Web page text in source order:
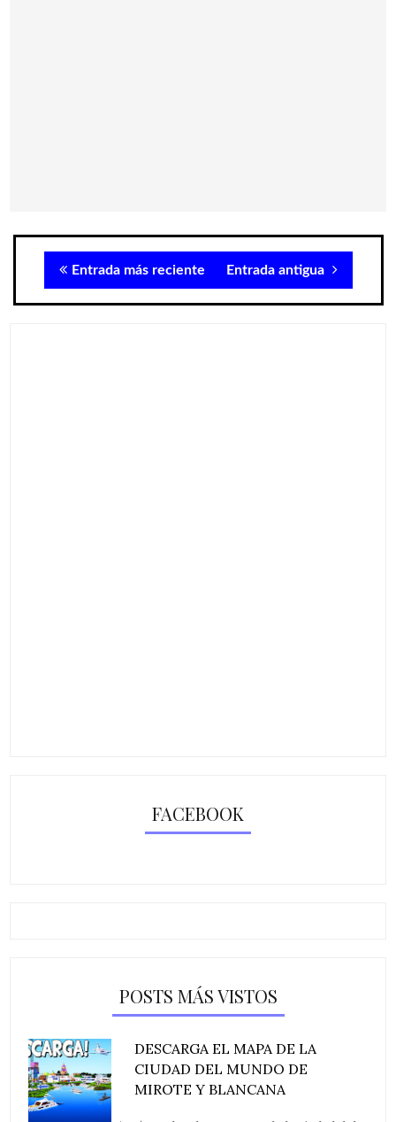
Entrada más reciente Entrada antigua
FACEBOOK
POSTS MÁS VISTOS
DESCARGA EL MAPA DE LA
CIUDAD DEL MUNDO DE
MIROTE Y BLANCANA